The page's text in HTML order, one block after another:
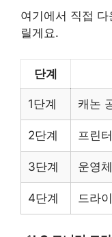
여기에서 직접
릴게요.
단계
1단계 캐논
2단계 프린
3단계 운영
4단계 드라